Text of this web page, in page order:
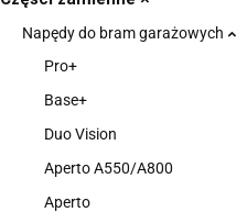
Napędy do bram garażowych
Pro+
Base+
Duo Vision
Aperto A550/A800
Aperto